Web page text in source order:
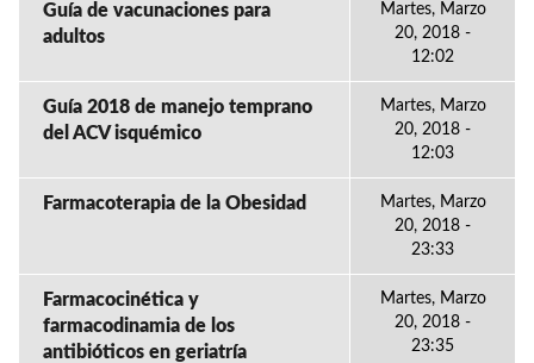
Guía de vacunaciones para
adultos
Martes, Marzo
20, 2018 -
12:02
Guía 2018 de manejo temprano
del ACV isquémico
Martes, Marzo
20, 2018 -
12:03
Farmacoterapia de la Obesidad
Martes, Marzo
20, 2018 -
23:33
Farmacocinética y
farmacodinamia de los
antibióticos en geriatría
Martes, Marzo
20, 2018 -
23:35